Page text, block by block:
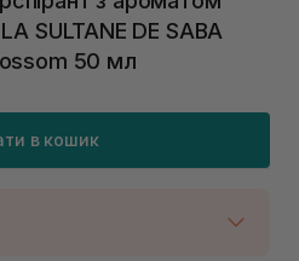
SULTANE DE SABA
50 мл
в кошик